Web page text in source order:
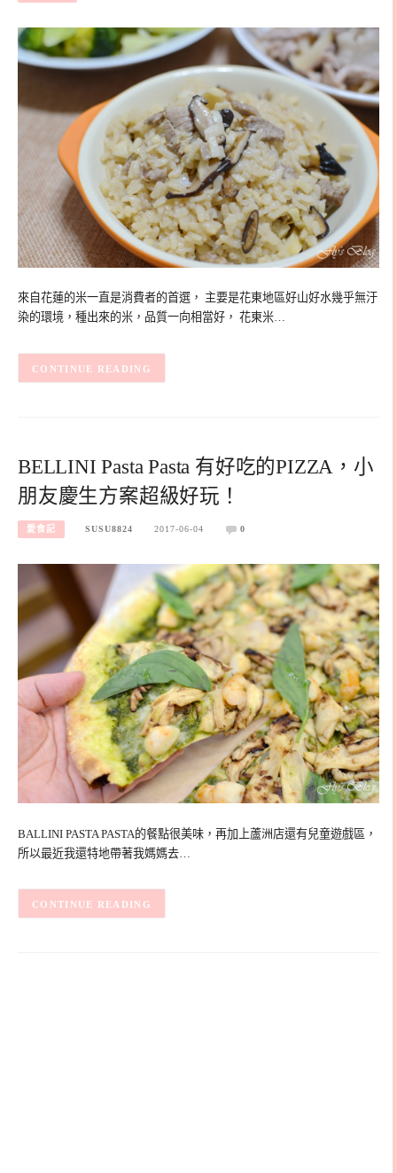
來自花蓮的米一直是消費者的首選， 主要是花東地區好山好水幾乎無汙
染的環境，種出來的米，品質一向相當好， 花東米…
CONTINUE READING
BELLINI Pasta Pasta 有好吃的PIZZA，小
朋友慶生方案超級好玩！
愛食記 SUSU8824 2017-06-04 0
BALLINI PASTA PASTA的餐點很美味，再加上蘆洲店還有兒童遊戲區，
所以最近我還特地帶著我媽媽去…
CONTINUE READING